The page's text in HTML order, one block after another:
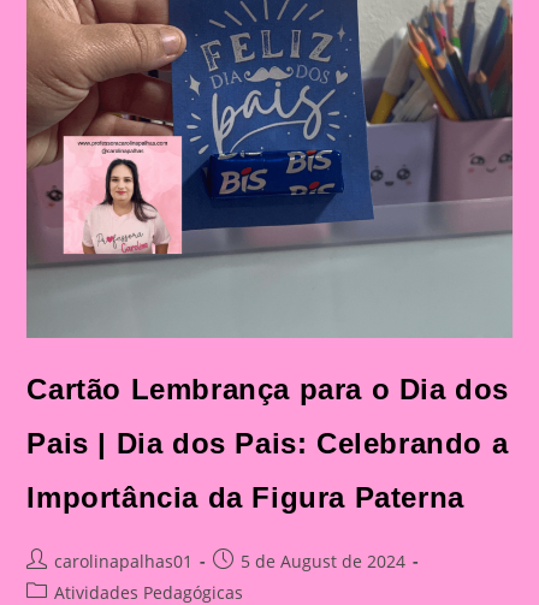
Cartão Lembrança para o Dia dos
Pais | Dia dos Pais: Celebrando a
Importância da Figura Paterna
Post
author:
carolinapalhas01
Post
published:
5 de August de 2024
PostAtividades Pedagógicas